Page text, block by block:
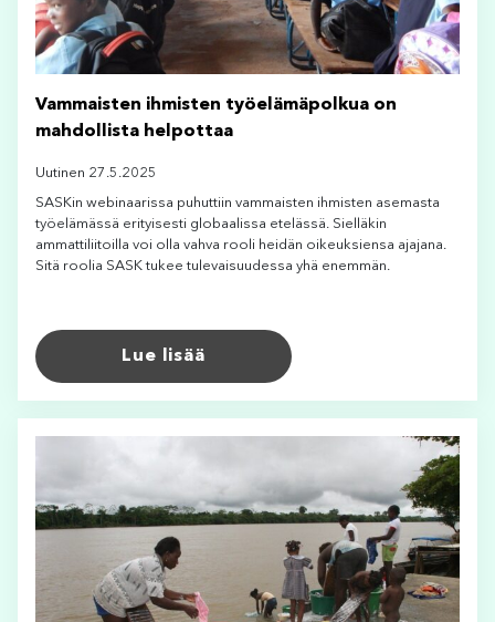
Vammaisten ihmisten työelämäpolkua on
mahdollista helpottaa
Uutinen 27.5.2025
SASKin webinaarissa puhuttiin vammaisten ihmisten asemasta
työelämässä erityisesti globaalissa etelässä. Sielläkin
ammattiliitoilla voi olla vahva rooli heidän oikeuksiensa ajajana.
Sitä roolia SASK tukee tulevaisuudessa yhä enemmän.
Lue lisää